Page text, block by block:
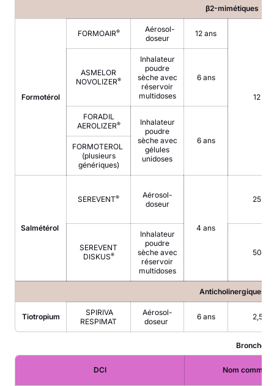
β2-mimétiques
Formotérol
FORMOAIR®
Aérosol-
doseur
12 ans
12 µg
ASMELOR
NOVOLIZER®
Inhalateur
poudre
sèche avec
réservoir
multidoses
6 ans
FORADIL
AEROLIZER®
Inhalateur
poudre
sèche avec
gélules
unidoses
6 ans
FORMOTEROL
(plusieurs
génériques)
Salmétérol
SEREVENT®
Aérosol-
doseur
4 ans
25 µg
SEREVENT
DISKUS®
Inhalateur
poudre
sèche avec
réservoir
multidoses
50 µg
Anticholinergiques
Tiotropium
SPIRIVA
RESPIMAT
Aérosol-
doseur
6 ans 2,5 µg
DCI Nom